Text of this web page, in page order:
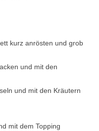
kurz anrösten und grob
und mit den
und mit den Kräutern
mit dem Topping